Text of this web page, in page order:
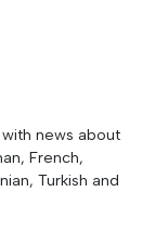
news about
French,
Turkish and